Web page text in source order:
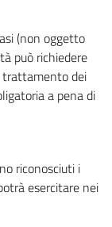
(non oggetto
può richiedere
trattamento dei
a pena di
riconosciuti i
esercitare nei